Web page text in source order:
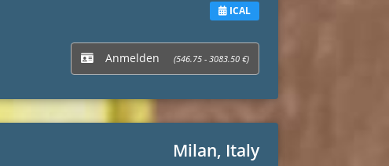
ICAL
Anmelden (546.75 - 3083.50 €)
Milan, Italy